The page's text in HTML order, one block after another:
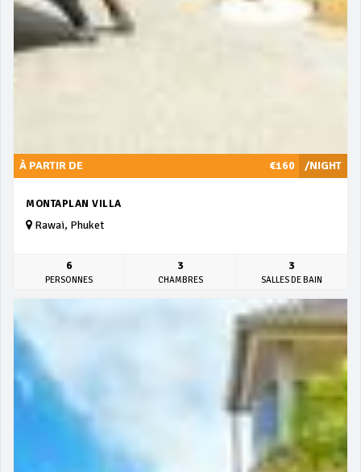
/NIGHT
À PARTIR DE €160
MONTAPLAN VILLA
Rawai, Phuket
6
PERSONNES
3
CHAMBRES
3
SALLES DE BAIN